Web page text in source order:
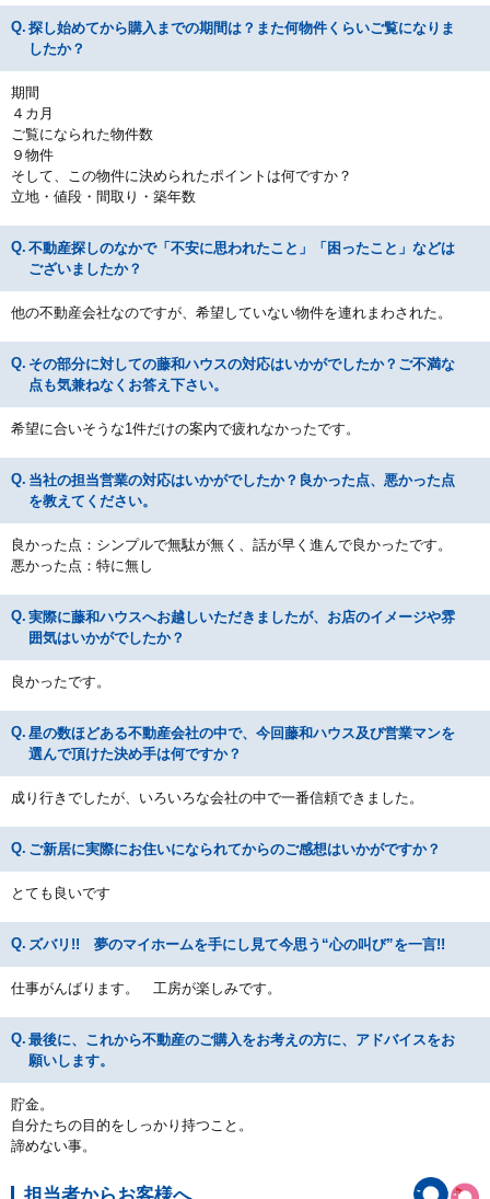
探し始めてから購入までの期間は？また何物件くらいご覧になりま
したか？
期間
４カ月
ご覧になられた物件数
９物件
そして、この物件に決められたポイントは何ですか？
立地・値段・間取り・築年数
不動産探しのなかで「不安に思われたこと」「困ったこと」などは
ございましたか？
他の不動産会社なのですが、希望していない物件を連れまわされた。
その部分に対しての藤和ハウスの対応はいかがでしたか？ご不満な
点も気兼ねなくお答え下さい。
希望に合いそうな1件だけの案内で疲れなかったです。
当社の担当営業の対応はいかがでしたか？良かった点、悪かった点
を教えてください。
良かった点：シンプルで無駄が無く、話が早く進んで良かったです。
悪かった点：特に無し
実際に藤和ハウスへお越しいただきましたが、お店のイメージや雰
囲気はいかがでしたか？
良かったです。
星の数ほどある不動産会社の中で、今回藤和ハウス及び営業マンを
選んで頂けた決め手は何ですか？
成り行きでしたが、いろいろな会社の中で一番信頼できました。
ご新居に実際にお住いになられてからのご感想はいかがですか？
とても良いです
ズバリ!! 夢のマイホームを手にし見て今思う“心の叫び”を一言!!
仕事がんばります。 工房が楽しみです。
最後に、これから不動産のご購入をお考えの方に、アドバイスをお
願いします。
貯金。
自分たちの目的をしっかり持つこと。
諦めない事。